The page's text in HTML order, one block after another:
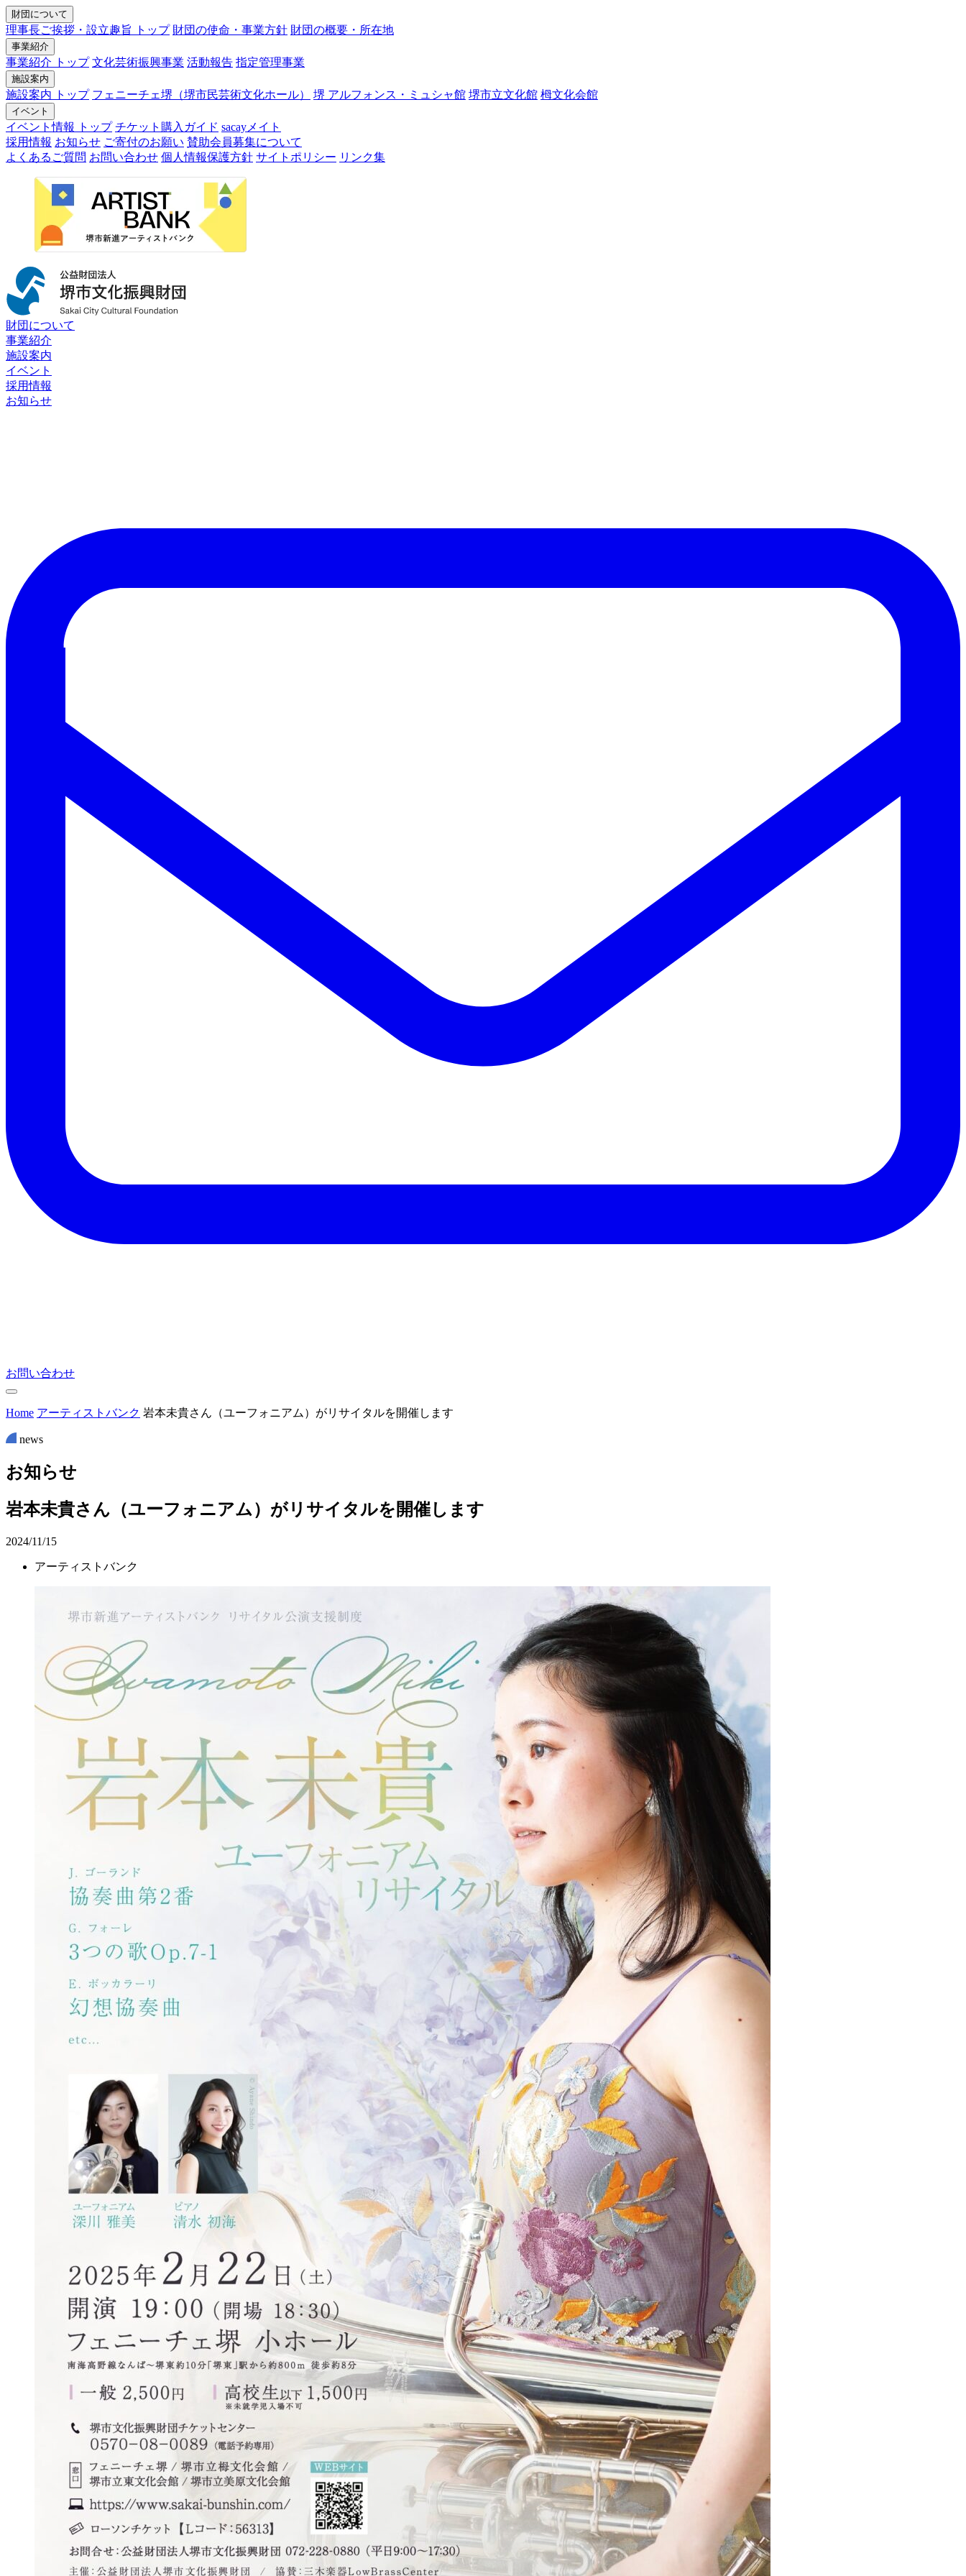
財団について
理事長ご挨拶・設立趣旨 トップ 財団の使命・事業方針 財団の概要・所在地
事業紹介
事業紹介 トップ 文化芸術振興事業 活動報告 指定管理事業
施設案内
施設案内 トップ フェニーチェ堺（堺市民芸術文化ホール） 堺 アルフォンス・ミュシャ館 堺市立文化館 栂文化会館
イベント
イベント情報 トップ チケット購入ガイド sacayメイト
採用情報 お知らせ ご寄付のお願い 賛助会員募集について
よくあるご質問 お問い合わせ 個人情報保護方針 サイトポリシー リンク集
財団について
事業紹介
施設案内
イベント
採用情報
お知らせ
お問い合わせ
Home アーティストバンク 岩本未貴さん（ユーフォニアム）がリサイタルを開催します
news
お知らせ
岩本未貴さん（ユーフォニアム）がリサイタルを開催します
2024/11/15
アーティストバンク